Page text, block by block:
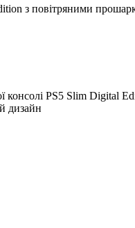
з повітряними
консолі PS5 Slim Digital
дизайн